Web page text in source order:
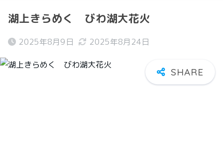
湖上きらめく びわ湖大花火
2025年8月9日 2025年8月24日